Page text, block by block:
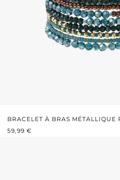
BRACELET À BRAS MÉTALLIQUE
PRIX RÉGULIER :
59,99 €